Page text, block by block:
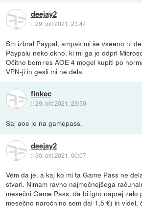
deejay2
::29. okt 2021, 23:44
Sm izbral Paypal, ampak mi še vseeno ni
Paypalu neko okno, ki mi ga je odprl
Očitno bom res AOE 4 mogel kupiti po
VPN-ji in gesli mi ne dela.
finkec
::29. okt 2021, 23:50
Saj aoe je na gamepass.
deejay2
::30. okt 2021, 00:07
Vem da je, a kaj ko mi ta Game Pass ne
stvari. Nimam ravno najmočnejšega
mesečni Game Pass, da bi igro naprej zelo
mesečno naročnino sem dal 1,5 €) in videl,